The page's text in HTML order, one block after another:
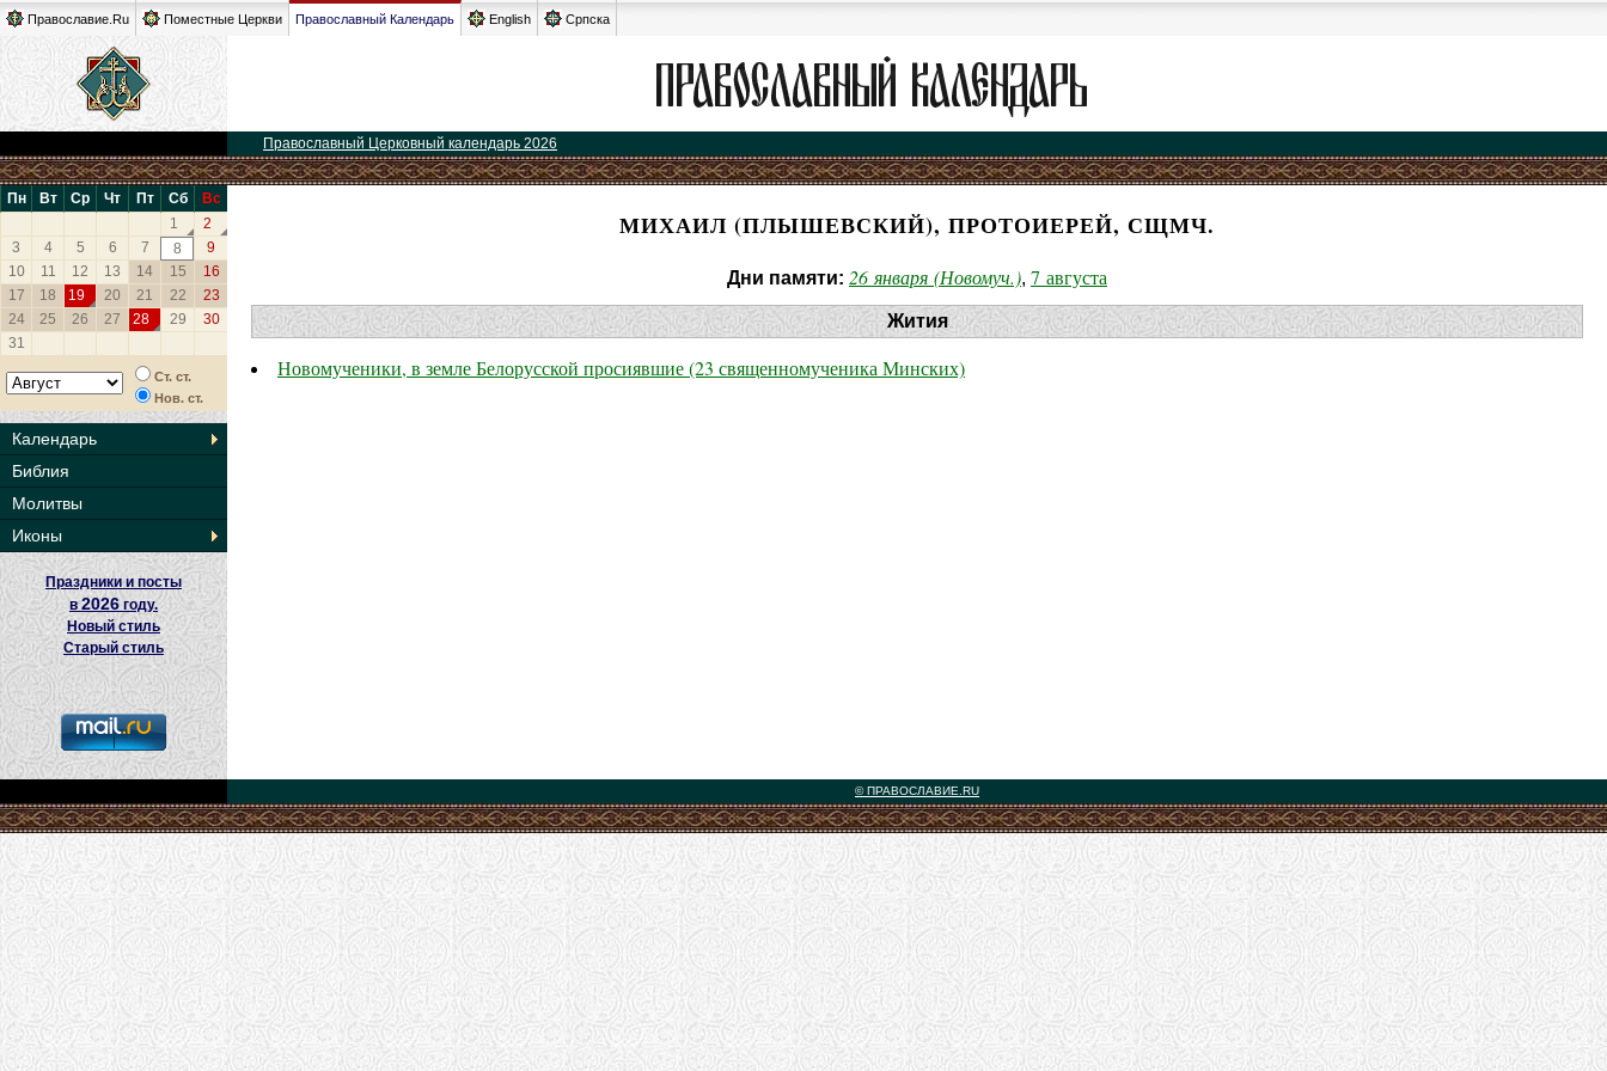
Православие.Ru Поместные Церкви Православный Календарь English Српска
Православный Церковный календарь 2026
Пн Вт Ср Чт Пт Сб
Вс
1
2
3
4 5 6 7 8
9
10
11 12 13 14 15
16
17
18 19 20 21 22
23
24
25 26 27 28 29
30
31
Ст. ст.
Нов. ст.
Календарь
Библия
Молитвы
Иконы
Праздники и посты
в2026 году.
Новый стиль
Старый стиль
МИХАИЛ (ПЛЫШЕВСКИЙ), ПРОТОИЕРЕЙ, СЩМЧ.
Дни памяти: 26 января (Новомуч.), 7 августа
Жития
Новомученики, в земле Белорусской просиявшие (23 священномученика Минских)
© ПРАВОСЛАВИЕ.RU